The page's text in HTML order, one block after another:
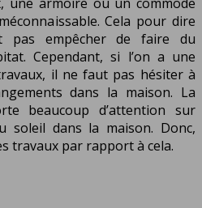
Cela pour dire
empêcher de faire du
Cependant, si l’on a une
il ne faut pas hésiter à
dans la maison. La
beaucoup d’attention sur
soleil dans la maison. Donc,
travaux par rapport à cela.